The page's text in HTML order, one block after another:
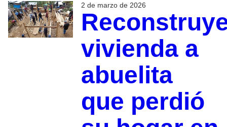
2 de marzo de 2026
vivienda a
abuelita
que perdió